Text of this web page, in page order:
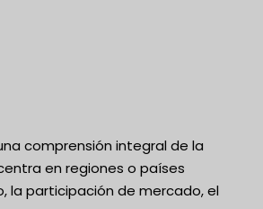
comprensión integral de la
en regiones o países
la participación de mercado, el